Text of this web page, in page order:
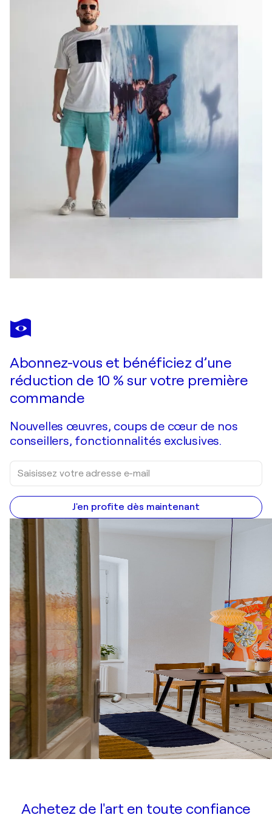
Abonnez-vous et bénéficiez d’une
réduction de 10 % sur votre première
commande
Nouvelles œuvres, coups de cœur de nos
conseillers, fonctionnalités exclusives.
J'en profite dès maintenant
Achetez de l'art en toute confiance